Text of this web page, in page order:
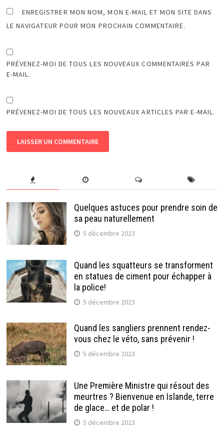
ENREGISTRER MON NOM, MON E-MAIL ET MON SITE DANS
LE NAVIGATEUR POUR MON PROCHAIN COMMENTAIRE.
PRÉVENEZ-MOI DE TOUS LES NOUVEAUX COMMENTAIRES PAR
E-MAIL.
PRÉVENEZ-MOI DE TOUS LES NOUVEAUX ARTICLES PAR E-MAIL.
Quelques astuces pour prendre soin de
sa peau naturellement
5 décembre 2023
Quand les squatteurs se transforment
en statues de ciment pour échapper à
la police!
5 décembre 2023
Quand les sangliers prennent rendez-
vous chez le véto, sans prévenir !
5 décembre 2023
Une Première Ministre qui résout des
meurtres ? Bienvenue en Islande, terre
de glace… et de polar !
5 décembre 2023